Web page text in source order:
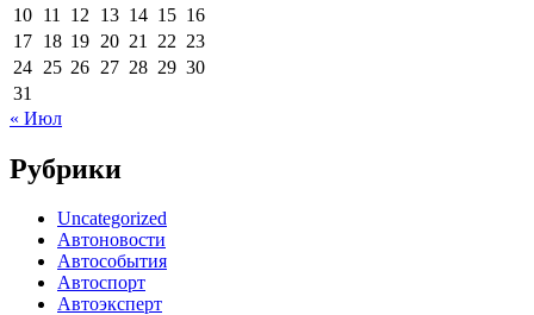
10 11 12 13 14 15 16
17 18 19 20 21 22 23
24 25 26 27 28 29 30
31
« Июл
Рубрики
Uncategorized
Автоновости
Автособытия
Автоспорт
Автоэксперт